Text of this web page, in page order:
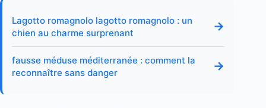
Lagotto romagnolo lagotto romagnolo : un
chien au charme surprenant
→
fausse méduse méditerranée : comment la
reconnaître sans danger
→